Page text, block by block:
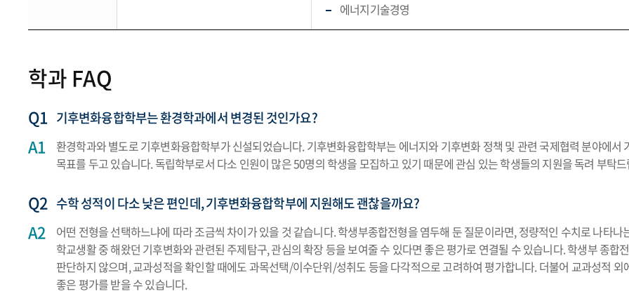
에너지기술경영
학과 FAQ
기후변화융합학부는 환경학과에서 변경된 것인가요?
환경학과와 별도로 기후변화융합학부가 신설되었습니다. 기후변화융합학부는 에너지와 기후변화 정책 및 관련 국제협력 분야에
목표를 두고 있습니다. 독립학부로서 다소 인원이 많은 50명의 학생을 모집하고 있기 때문에 관심 있는 학생들의 지원을 독려 부탁
수학 성적이 다소 낮은 편인데, 기후변화융합학부에 지원해도 괜찮을까요?
어떤 전형을 선택하느냐에 따라 조금씩 차이가 있을 것 같습니다. 학생부종합전형을 염두해 둔 질문이라면, 정량적인 수치로 나타
학교생활 중 해왔던 기후변화와 관련된 주제탐구, 관심의 확장 등을 보여줄 수 있다면 좋은 평가로 연결될 수 있습니다. 학생부 종
판단하지 않으며, 교과성적을 확인할 때에도 과목선택/이수단위/성취도 등을 다각적으로 고려하여 평가합니다. 더불어 교과성적
좋은 평가를 받을 수 있습니다.